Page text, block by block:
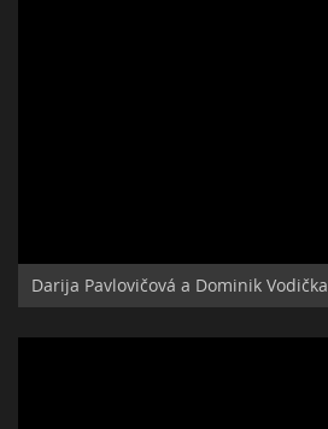
Darija Pavlovičová a Dominik Vodička